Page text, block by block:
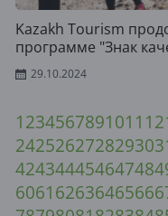
Kazakh Tourism
программе "Знак
29.10.2024
1234567891011 12
24252627282930
42434445464748
60616263646566